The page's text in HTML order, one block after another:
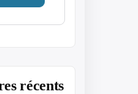
récents